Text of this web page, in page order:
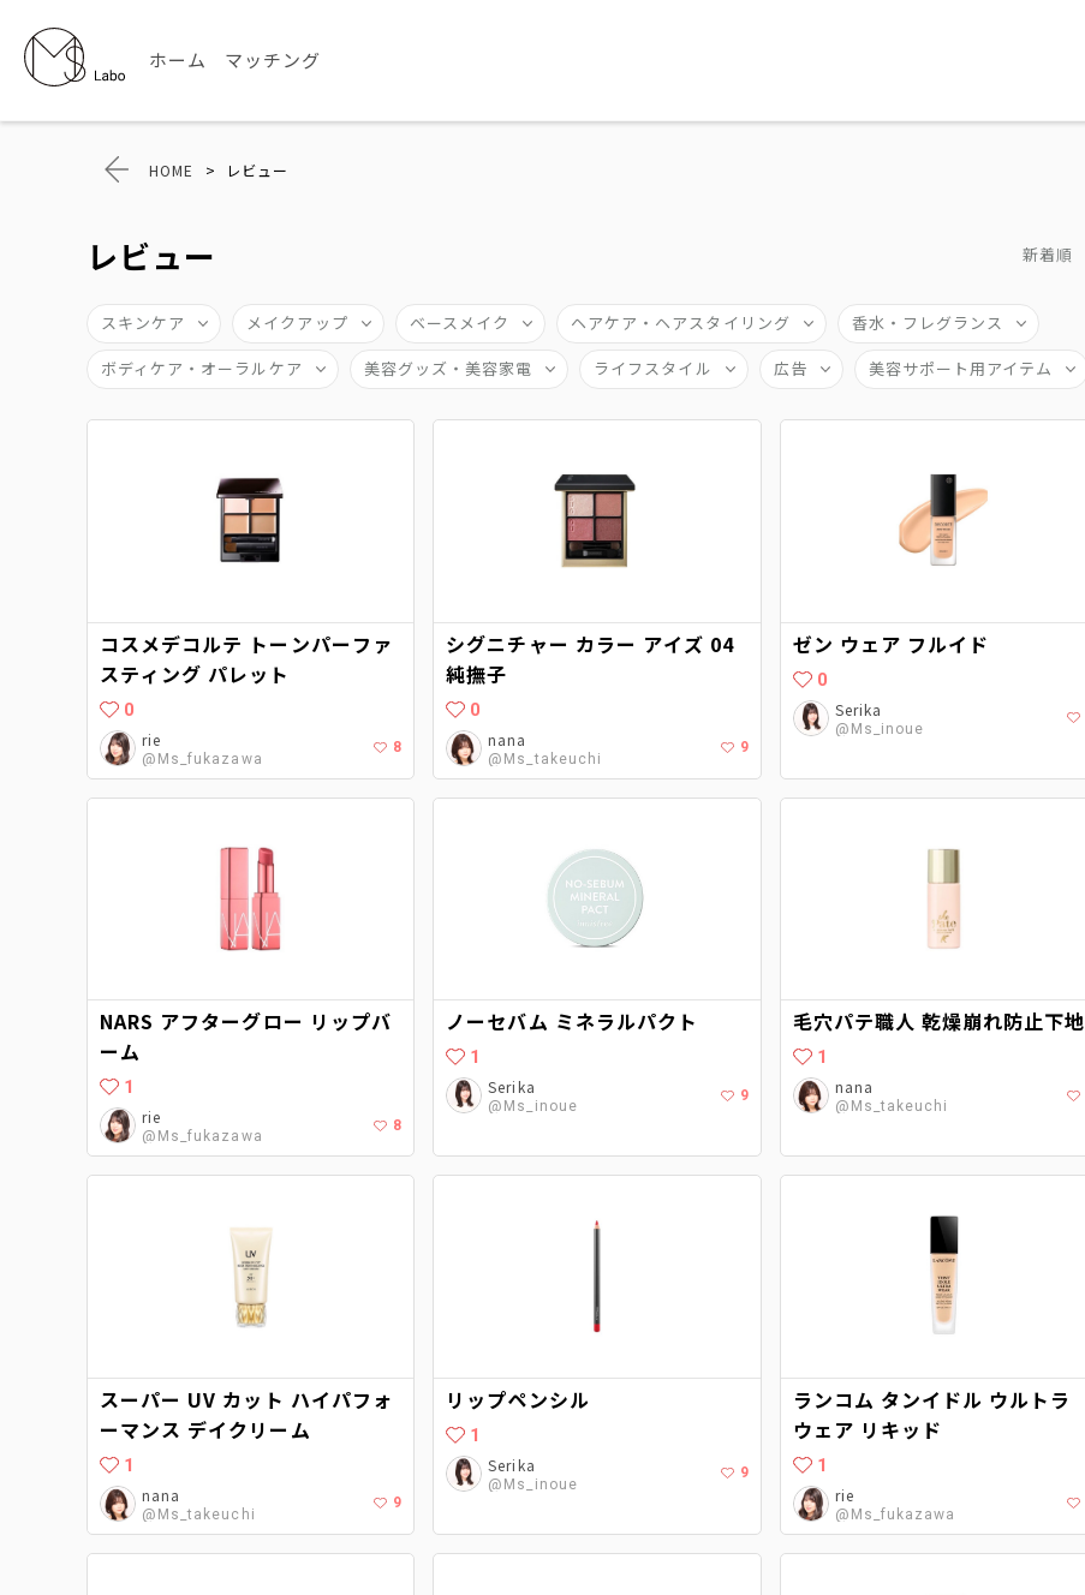
ホーム マッチング
HOME > レビュー
レビュー 新着順
スキンケア メイクアップ ベースメイク ヘアケア・ヘアスタイリング
香水・フレグランス
ボディケア・オーラルケア
美容グッズ・美容家電 ライフスタイル 広告 美容サポート用アイテム
コスメデコルテ トーンパーファ
スティング パレット
0
rie
@Ms_fukazawa
8
シグニチャー カラー アイズ 04
純撫子
0
nana
@Ms_takeuchi
9
ゼン ウェア フルイド
0
Serika
@Ms_inoue
NARS アフターグロー リップバ
ーム
1
rie
@Ms_fukazawa
8
ノーセバム ミネラルパクト
1
Serika
@Ms_inoue
9
毛穴パテ職人 乾燥崩れ防止下地
1
nana
@Ms_takeuchi
スーパー UV カット ハイパフォ
ーマンス デイクリーム
1
nana
@Ms_takeuchi
9
リップペンシル
1
Serika
@Ms_inoue
9
ランコム タンイドル ウルトラ
ウェア リキッド
1
rie
@Ms_fukazawa